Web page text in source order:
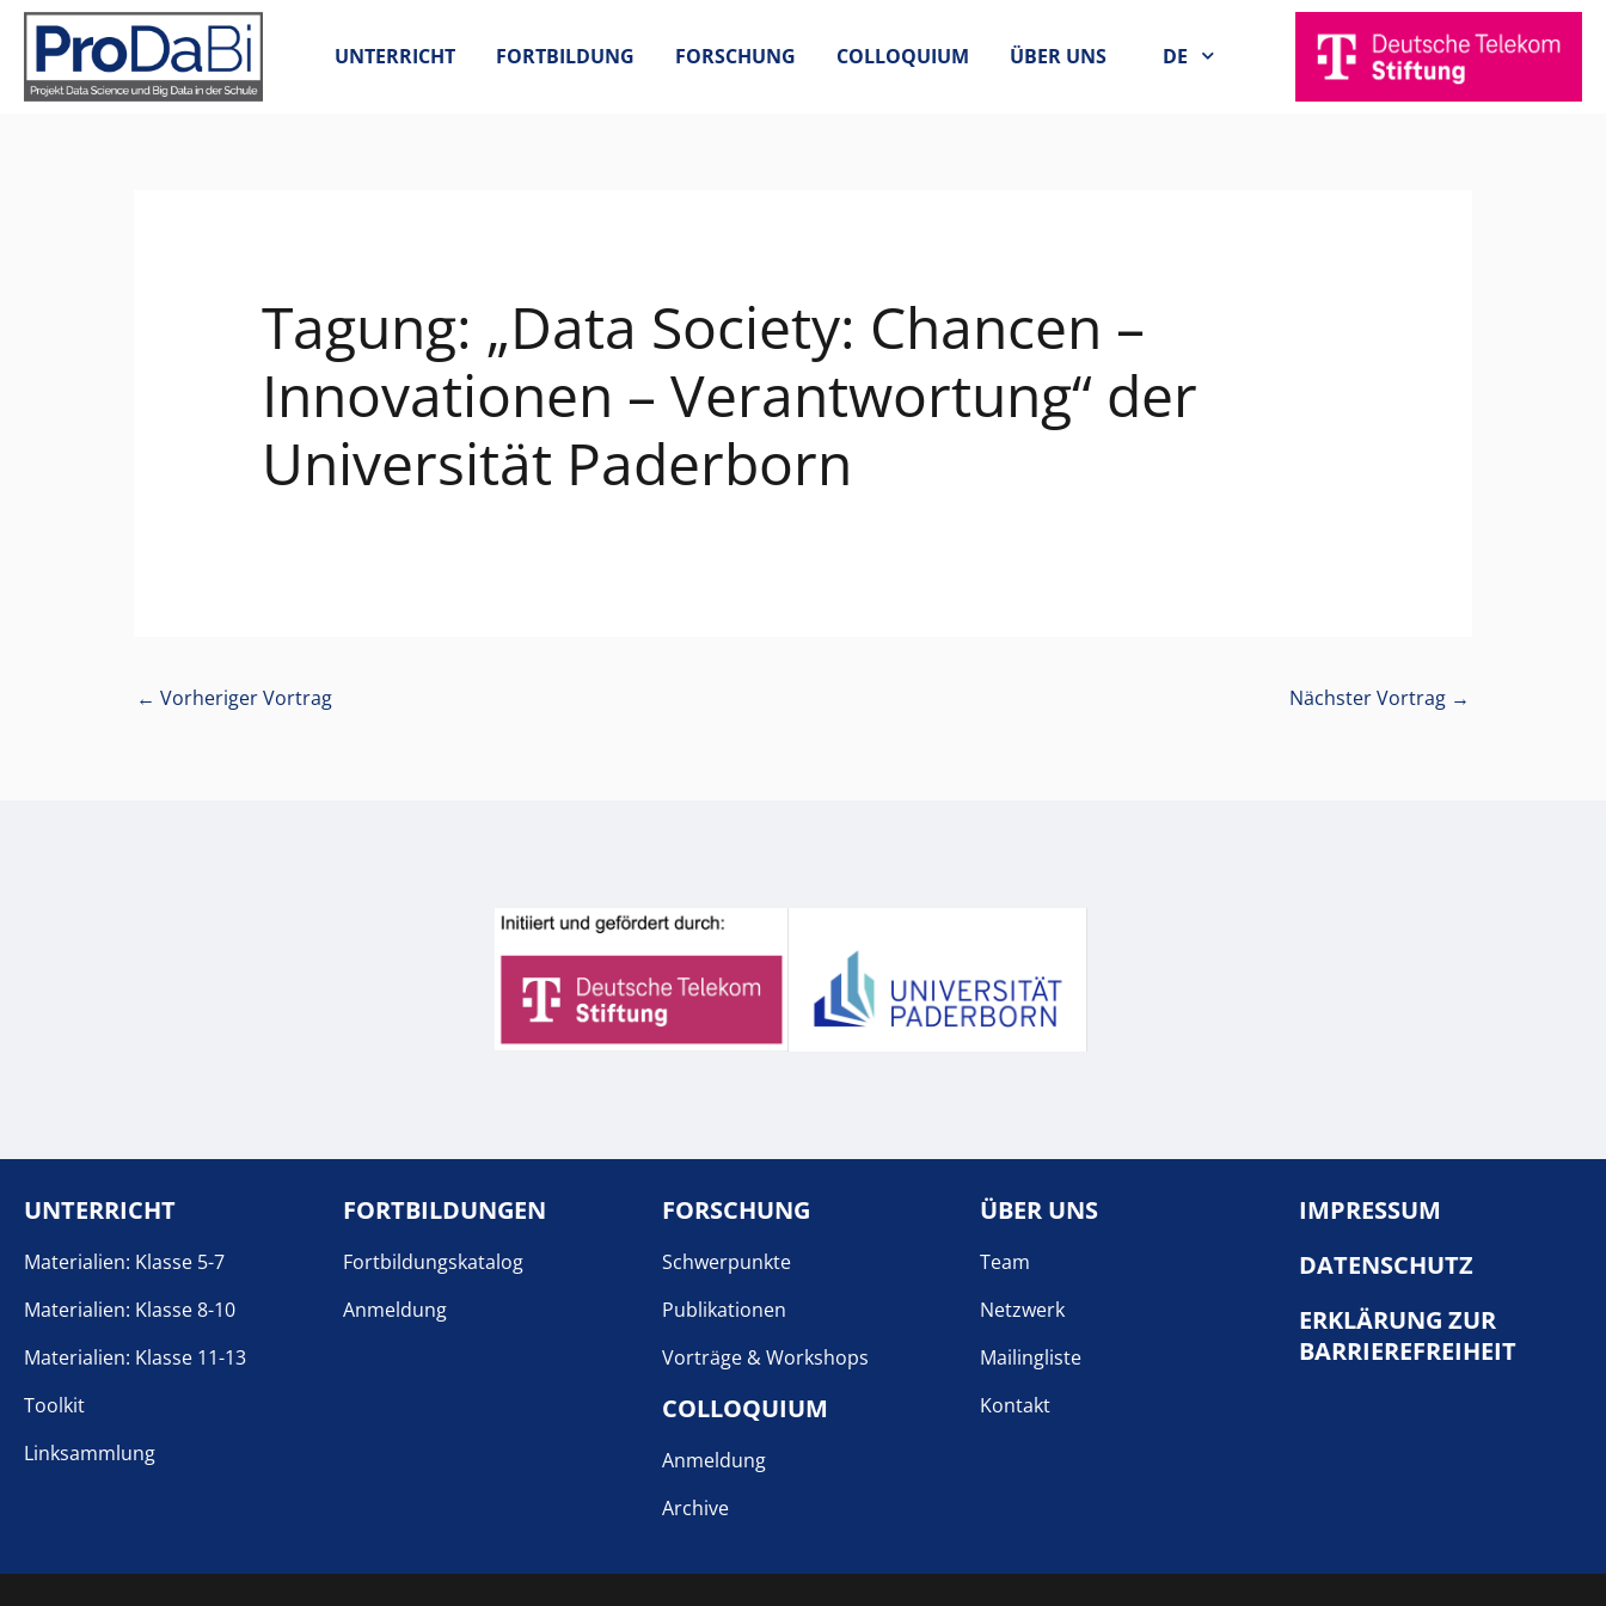
Zum
Inhalt
springen
UNTERRICHT FORTBILDUNG FORSCHUNG COLLOQUIUM ÜBER UNS DE
Tagung: „Data Society: Chancen –
Innovationen – Verantwortung“ der
Universität Paderborn
← Vorheriger Vortrag Nächster Vortrag →
UNTERRICHT
Materialien: Klasse 5-7
Materialien: Klasse 8-10
Materialien: Klasse 11-13
Toolkit
Linksammlung
FORTBILDUNGEN
Fortbildungskatalog
Anmeldung
FORSCHUNG
Schwerpunkte
Publikationen
Vorträge & Workshops
COLLOQUIUM
Anmeldung
Archive
ÜBER UNS
Team
Netzwerk
Mailingliste
Kontakt
IMPRESSUM
DATENSCHUTZ
ERKLÄRUNG ZUR
BARRIEREFREIHEIT